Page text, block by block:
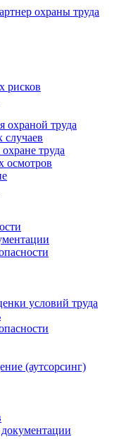
охраны труда
рисков
охраной труда
случаев
труда
осмотров
условий труда
(аутсорсинг)
документации